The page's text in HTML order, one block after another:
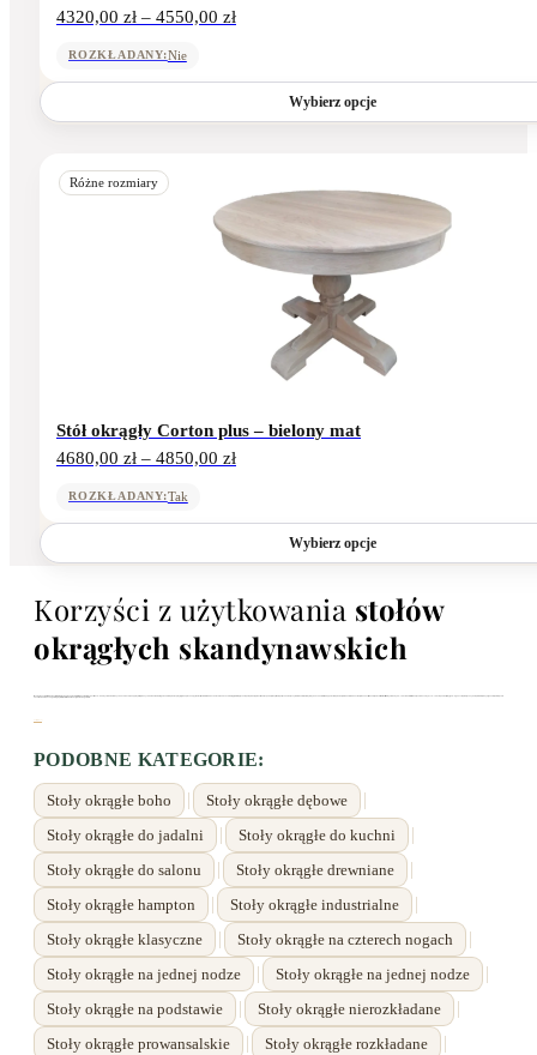
4320,00 zł – 4550,00 złZakres
4550,00 zł
ROZKŁADANY:Nie
Wybierz opcje
Różne rozmiary
Stół okrągły Corton plus – bielony mat
4680,00 zł – 4850,00 złZakres
4850,00 zł
ROZKŁADANY:Tak
Wybierz opcje
produkt
Korzyści z użytkowania stołów
okrągłych skandynawskich
PODOBNE KATEGORIE:
Stoły okrągłe boho | Stoły okrągłe dębowe |
Stoły okrągłe do jadalni | Stoły okrągłe do kuchni |
Stoły okrągłe do salonu | Stoły okrągłe drewniane |
Stoły okrągłe hampton | Stoły okrągłe industrialne |
Stoły okrągłe klasyczne | Stoły okrągłe na czterech nogach |
Stoły okrągłe na jednej nodze | Stoły okrągłe na jednej nodze |
Stoły okrągłe na podstawie | Stoły okrągłe nierozkładane |
Stoły okrągłe prowansalskie | Stoły okrągłe rozkładane |